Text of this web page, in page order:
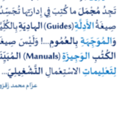
الدليل بمقابل الوجيز